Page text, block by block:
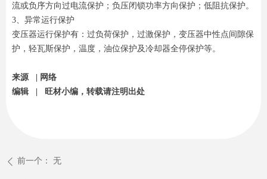
流或负序方向过电流保护；负压闭锁功率方向保护；低阻抗保护。
3、异常运行保护
变压器运行保护有：过负荷保护，过激保护，变压器中性点间隙保
护，轻瓦斯保护，温度，油位保护及冷却器全停保护等。
来源 | 网络
编辑 | 旺材小编，转载请注明出处
ꄴ 前一个： 无